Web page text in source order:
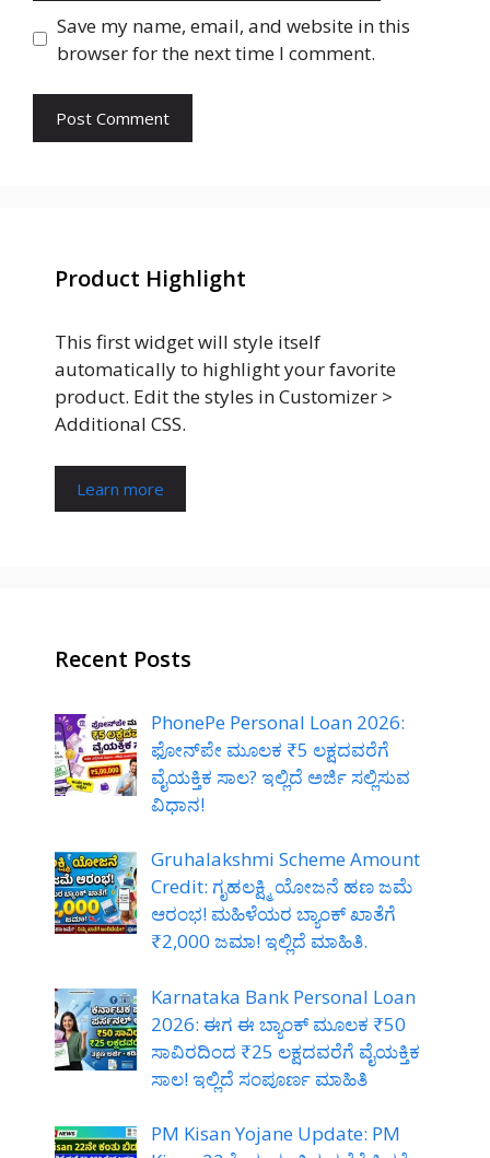
Save my name, email, and website in this
browser for the next time I comment.
Product Highlight
This first widget will style itself
automatically to highlight your favorite
product. Edit the styles in Customizer >
Additional CSS.
Learn more
Recent Posts
PhonePe Personal Loan 2026:
ಫೋನ್‌ಪೇ ಮೂಲಕ ₹5 ಲಕ್ಷದವರೆಗೆ
ವೈಯಕ್ತಿಕ ಸಾಲ? ಇಲ್ಲಿದೆ ಅರ್ಜಿ ಸಲ್ಲಿಸುವ
ವಿಧಾನ!
Gruhalakshmi Scheme Amount
Credit: ಗೃಹಲಕ್ಷ್ಮಿ ಯೋಜನೆ ಹಣ ಜಮೆ
ಆರಂಭ! ಮಹಿಳೆಯರ ಬ್ಯಾಂಕ್ ಖಾತೆಗೆ
₹2,000 ಜಮಾ! ಇಲ್ಲಿದೆ ಮಾಹಿತಿ.
Karnataka Bank Personal Loan
2026: ಈಗ ಈ ಬ್ಯಾಂಕ್ ಮೂಲಕ ₹50
ಸಾವಿರದಿಂದ ₹25 ಲಕ್ಷದವರೆಗೆ ವೈಯಕ್ತಿಕ
ಸಾಲ! ಇಲ್ಲಿದೆ ಸಂಪೂರ್ಣ ಮಾಹಿತಿ
PM Kisan Yojane Update: PM